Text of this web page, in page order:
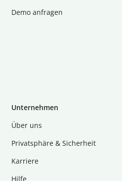
Demo anfragen
Unternehmen
Über uns
Privatsphäre & Sicherheit
Karriere
Hilfe